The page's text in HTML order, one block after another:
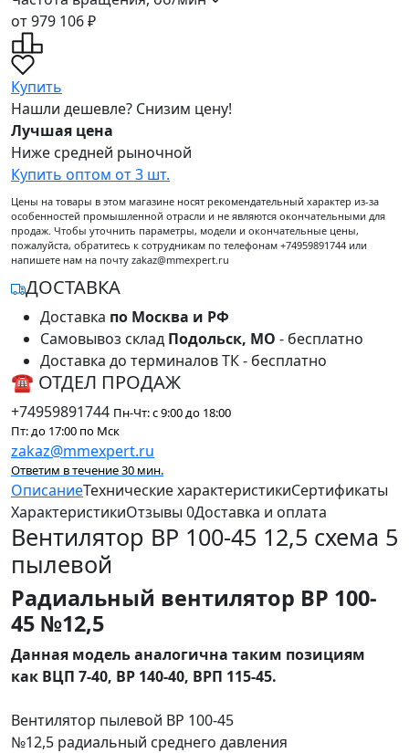
от 979 106 ₽
Купить
Нашли дешевле? Снизим цену!
Лучшая цена
Ниже средней рыночной
Купить оптом от 3 шт.
Цены на товары в этом магазине носят рекомендательный характер из-за
особенностей промышленной отрасли и не являются окончательными для
продаж. Чтобы уточнить параметры, модели и окончательные цены,
пожалуйста, обратитесь к сотрудникам по телефонам +74959891744 или
напишете нам на почту zakaz@mmexpert.ru
ДОСТАВКА
Доставка по Москва и РФ
Самовывоз склад Подольск, МО - бесплатно
Доставка до терминалов ТК - бесплатно
☎ ОТДЕЛ ПРОДАЖ
+74959891744 Пн-Чт: с 9:00 до 18:00
Пт: до 17:00 по Мск
zakaz@mmexpert.ru
Ответим в течение 30 мин.
ОписаниеТехнические характеристикиСертификаты
ХарактеристикиОтзывы 0Доставка и оплата
Вентилятор ВР 100-45 12,5 схема 5
пылевой
Радиальный вентилятор ВР 100-
45 №12,5
Данная модель аналогична таким позициям
как ВЦП 7-40, ВР 140-40, ВРП 115-45.
Вентилятор пылевой ВР 100-45
№12,5 радиальный среднего давления